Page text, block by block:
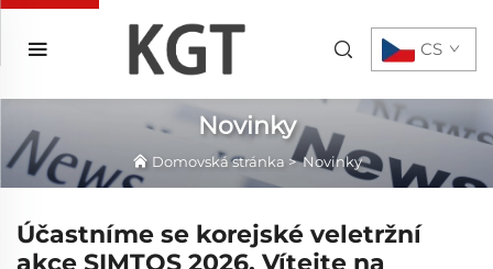
CS
Novinky
Domovská stránka >Novinky
Účastníme se korejské veletržní